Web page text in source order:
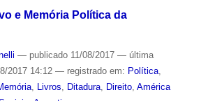
e Memória Política da
— publicado11/08/2017 — última
2017 14:12 — registrado em: Política,
, Livros Ditadura, Direito, América